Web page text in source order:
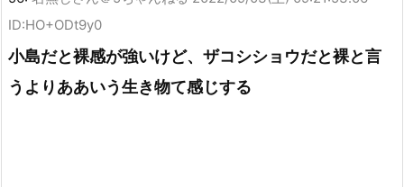
ID:HO+ODt9y0
小島だと裸感が強いけど、ザコシショウだと裸と言
うよりああいう生き物て感じする